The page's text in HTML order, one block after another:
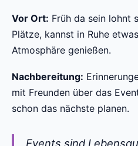
Vor Ort: Früh da sein lohnt
Plätze, kannst in Ruhe
Atmosphäre genießen.
Nachbereitung:
mit Freunden über das
schon das nächste planen.
Events sind